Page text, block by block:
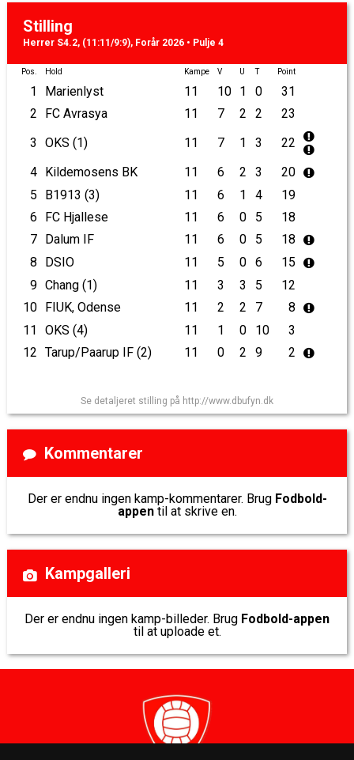
Stilling
Herrer S4.2, (11:11/9:9), Forår 2026 • Pulje 4
Pos. Hold Kampe V U T Point
1 Marienlyst 11 10 1 0
31
2
FC Avrasya 11 7 2 2
23
3
OKS (1) 11 7 1 3
22
4 Kildemosens BK 11 6 2 3
20
5
B1913 (3) 11 6 1 4
19
6
FC Hjallese 11 6 0 5
18
7 Dalum IF 11 6 0 5
18
8
DSIO 11 5 0 6
15
9 Chang (1) 11 3 3 5
12
10 FIUK, Odense 11 2 2 7
8
11
OKS (4) 11 1 0 10
3
12 Tarup/Paarup IF (2) 11 0 2 9 2
Se detaljeret stilling på http://www.dbufyn.dk
Kommentarer
Der er endnu ingen kamp-kommentarer. Brug Fodbold-
appentil at skrive en.
Kampgalleri
Der er endnu ingen kamp-billeder. Brug Fodbold-appen
til at uploade et.